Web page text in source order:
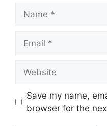
Save my name,
browser for the